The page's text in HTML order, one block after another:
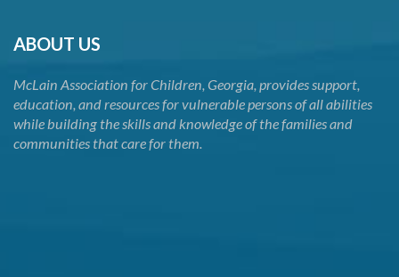
ABOUT US
McLain Association for Children, Georgia, provides support,
education, and resources for vulnerable persons of all abilities
while building the skills and knowledge of the families and
communities that care for them.